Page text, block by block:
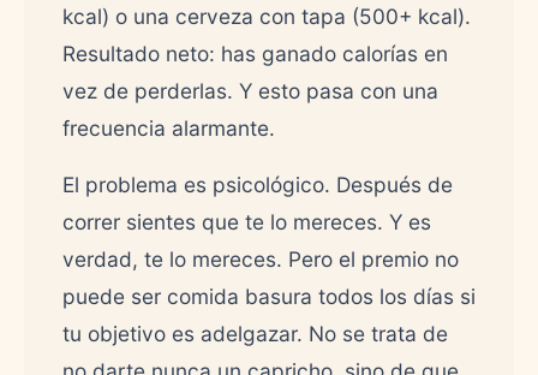
kcal) o una cerveza con tapa (500+ kcal).
Resultado neto: has ganado calorías en
vez de perderlas. Y esto pasa con una
frecuencia alarmante.
El problema es psicológico. Después de
correr sientes que te lo mereces. Y es
verdad, te lo mereces. Pero el premio no
puede ser comida basura todos los días si
tu objetivo es adelgazar. No se trata de